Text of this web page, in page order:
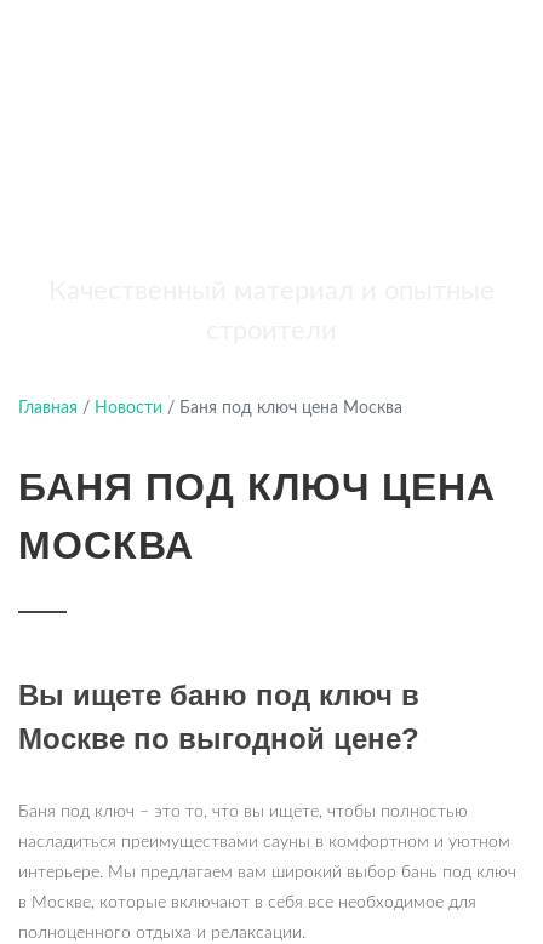
Главная / Новости / Баня под ключ цена Москва
БАНЯ ПОД КЛЮЧ ЦЕНА
МОСКВА
Вы ищете баню под ключ в
Москве по выгодной цене?
Баня под ключ – это то, что вы ищете, чтобы полностью
насладиться преимуществами сауны в комфортном и уютном
интерьере. Мы предлагаем вам широкий выбор бань под ключ
в Москве, которые включают в себя все необходимое для
полноценного отдыха и релаксации.